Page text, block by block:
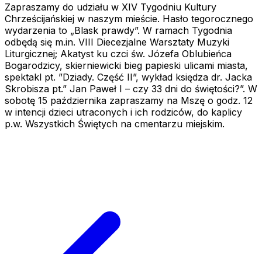
Zapraszamy do udziału w XIV Tygodniu Kultury
Chrześcijańskiej w naszym mieście. Hasło tegorocznego
wydarzenia to „Blask prawdy”. W ramach Tygodnia
odbędą się m.in. VIII Diecezjalne Warsztaty Muzyki
Liturgicznej; Akatyst ku czci św. Józefa Oblubieńca
Bogarodzicy, skierniewicki bieg papieski ulicami miasta,
spektakl pt. ”Dziady. Część II”, wykład księdza dr. Jacka
Skrobisza pt.” Jan Paweł I – czy 33 dni do świętości?”. W
sobotę 15 października zapraszamy na Mszę o godz. 12
w intencji dzieci utraconych i ich rodziców, do kaplicy
p.w. Wszystkich Świętych na cmentarzu miejskim.